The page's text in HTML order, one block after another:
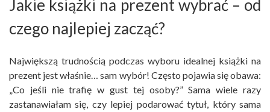
Jakie książki na prezent wybrać – od
czego najlepiej zacząć?
Największą trudnością podczas wyboru idealnej książki na
prezent jest właśnie… sam wybór! Często pojawia się obawa:
„Co jeśli nie trafię w gust tej osoby?” Sama wiele razy
zastanawiałam się, czy lepiej podarować tytuł, który sama